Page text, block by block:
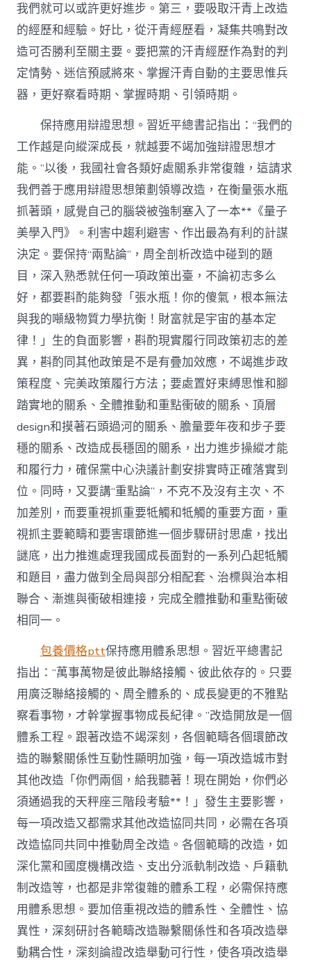
我們就可以或許更好進步。第三，要吸取汗青上改造
的經歷和經驗。好比，從汗青經歷看，凝集共鳴對改
造可否勝利至關主要。要把黨的汗青經歷作為對的判
定情勢、迷信預感將來、掌握汗青自動的主要思惟兵
器，更好察看時期、掌握時期、引領時期。
保持應用辯證思想。習近平總書記指出：“我們的
工作越是向縱深成長，就越要不竭加強辯證思想才
能。”以後，我國社會各類好處關系非常復雜，這請求
我們善于應用辯證思想策劃領導改造，在衡量張水瓶
抓著頭，感覺自己的腦袋被強制塞入了一本**《量子
美學入門》。利害中趨利避害、作出最為有利的計謀
決定。要保持“兩點論”，周全剖析改造中碰到的題
目，深入熟悉就任何一項政策出臺，不論初志多么
好，都要斟酌能夠發「張水瓶！你的傻氣，根本無法
與我的噸級物質力學抗衡！財富就是宇宙的基本定
律！」生的負面影響，斟酌現實履行同政策初志的差
異，斟酌同其他政策是不是有疊加效應，不竭進步政
策程度、完美政策履行方法；要處置好束縛思惟和腳
踏實地的關系、全體推動和重點衝破的關系、頂層
design和摸著石頭過河的關系、膽量要年夜和步子要
穩的關系、改造成長穩固的關系，出力進步操縱才能
和履行力，確保黨中心決議計劃安排實時正確落實到
位。同時，又要講“重點論”，不克不及沒有主次、不
加差別，而要重視抓重要牴觸和牴觸的重要方面，重
視抓主要範疇和要害環節進一個步驟研討思慮，找出
謎底，出力推進處理我國成長面對的一系列凸起牴觸
和題目，盡力做到全局與部分相配套、治標與治本相
聯合、漸進與衝破相連接，完成全體推動和重點衝破
相同一。
包養價格ptt保持應用體系思想。習近平總書記
指出：“萬事萬物是彼此聯絡接觸、彼此依存的。只要
用廣泛聯絡接觸的、周全體系的、成長變更的不雅點
察看事物，才幹掌握事物成長紀律。”改造開放是一個
體系工程。跟著改造不竭深刻，各個範疇各個環節改
造的聯繫關係性互動性顯明加強，每一項改造城市對
其他改造「你們兩個，給我聽著！現在開始，你們必
須通過我的天秤座三階段考驗**！」發生主要影響，
每一項改造又都需求其他改造協同共同，必需在各項
改造協同共同中推動周全改造。各個範疇的改造，如
深化黨和國度機構改造、支出分派軌制改造、戶籍軌
制改造等，也都是非常復雜的體系工程，必需保持應
用體系思想。要加倍重視改造的體系性、全體性、協
異性，深刻研討各範疇改造聯繫關係性和各項改造舉
動耦合性，深刻論證改造舉動可行性，使各項改造舉